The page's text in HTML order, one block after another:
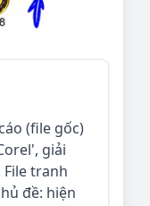
(file gốc)
giải
tranh
đề: hiện